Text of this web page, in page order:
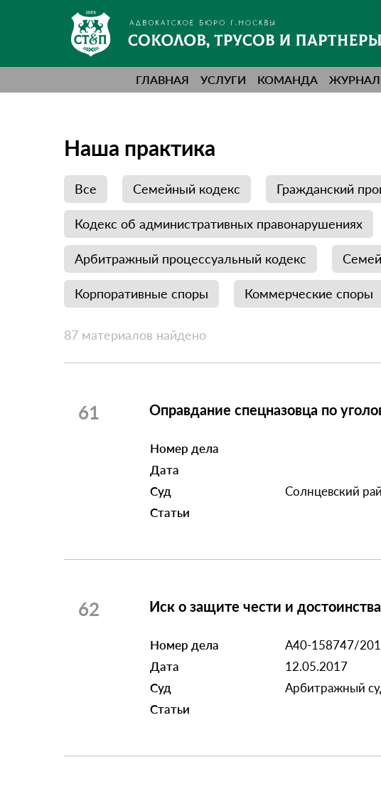
ГЛАВНАЯ УСЛУГИ КОМАНДА ЖУРНАЛ
Наша практика
Все Семейный кодекс Гражданский
Кодекс об административных правонарушениях
Арбитражный процессуальный кодекс
Корпоративные споры Коммерческие споры
87 материалов найдено
61 Оправдание спецназовца по
Номер дела
Дата
Суд
Солнцевский
Статьи
62 Иск о защите чести и
Номер дела
А40-158747/
Дата
12.05.2017
Суд
Арбитражный
Статьи